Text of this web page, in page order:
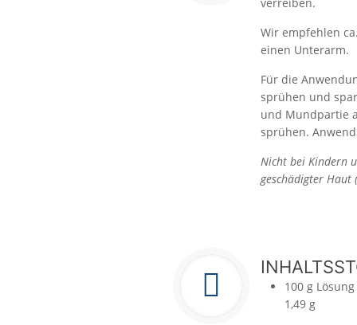
Wir empfehlen
einen Unterarm.
Für die
sprühen und
und Mundpartie
sprühen.
Nicht bei Kindern
geschädigter Haut
100 g
1,49 g